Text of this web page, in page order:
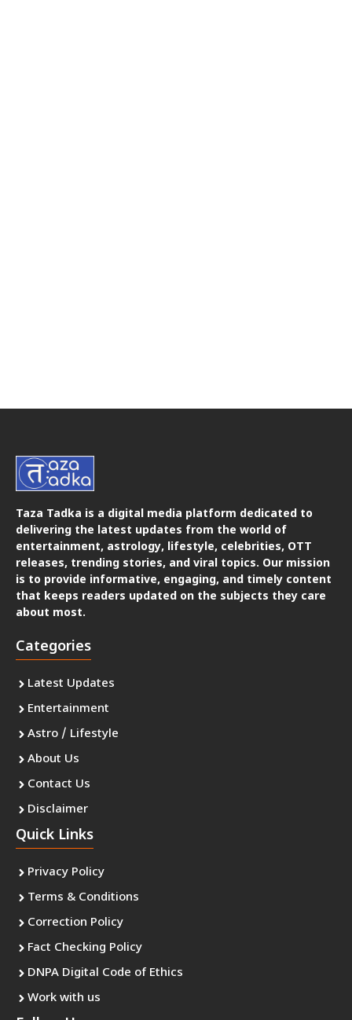
Taza Tadka is a digital media platform dedicated to
delivering the latest updates from the world of
entertainment, astrology, lifestyle, celebrities, OTT
releases, trending stories, and viral topics. Our mission
is to provide informative, engaging, and timely content
that keeps readers updated on the subjects they care
about most.
Categories
Latest Updates
Entertainment
Astro / Lifestyle
About Us
Contact Us
Disclaimer
Quick Links
Privacy Policy
Terms & Conditions
Correction Policy
Fact Checking Policy
DNPA Digital Code of Ethics
Work with us